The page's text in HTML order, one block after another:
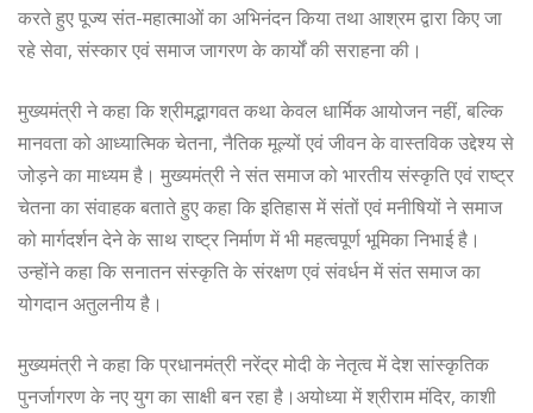
करते हुए पूज्य संत-महात्माओं का अभिनंदन किया तथा आश्रम द्वारा किए जा
रहे सेवा, संस्कार एवं समाज जागरण के कार्यों की सराहना की।
मुख्यमंत्री ने कहा कि श्रीमद्भागवत कथा केवल धार्मिक आयोजन नहीं, बल्कि
मानवता को आध्यात्मिक चेतना, नैतिक मूल्यों एवं जीवन के वास्तविक उद्देश्य से
जोड़ने का माध्यम है। मुख्यमंत्री ने संत समाज को भारतीय संस्कृति एवं राष्ट्र
चेतना का संवाहक बताते हुए कहा कि इतिहास में संतों एवं मनीषियों ने समाज
को मार्गदर्शन देने के साथ राष्ट्र निर्माण में भी महत्वपूर्ण भूमिका निभाई है।
उन्होंने कहा कि सनातन संस्कृति के संरक्षण एवं संवर्धन में संत समाज का
योगदान अतुलनीय है।
मुख्यमंत्री ने कहा कि प्रधानमंत्री नरेंद्र मोदी के नेतृत्व में देश सांस्कृतिक
पुनर्जागरण के नए युग का साक्षी बन रहा है।अयोध्या में श्रीराम मंदिर, काशी